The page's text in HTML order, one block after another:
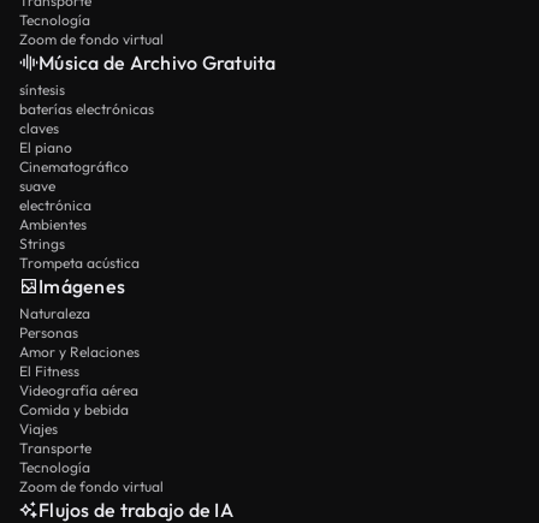
Tecnología
Zoom de fondo virtual
Música de Archivo Gratuita
síntesis
baterías electrónicas
claves
El piano
Cinematográfico
suave
electrónica
Ambientes
Strings
Trompeta acústica
Imágenes
Naturaleza
Personas
Amor y Relaciones
El Fitness
Videografía aérea
Comida y bebida
Viajes
Transporte
Tecnología
Zoom de fondo virtual
Flujos de trabajo de IA